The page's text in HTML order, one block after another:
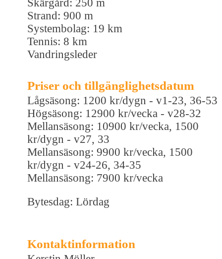
Skärgård: 250 m
Strand: 900 m
Systembolag: 19 km
Tennis: 8 km
Vandringsleder
Priser och tillgänglighetsdatum
Lågsäsong: 1200 kr/dygn - v1-23, 36-53
Högsäsong: 12900 kr/vecka - v28-32
Mellansäsong: 10900 kr/vecka, 1500
kr/dygn - v27, 33
Mellansäsong: 9900 kr/vecka, 1500
kr/dygn - v24-26, 34-35
Mellansäsong: 7900 kr/vecka
Bytesdag: Lördag
Kontaktinformation